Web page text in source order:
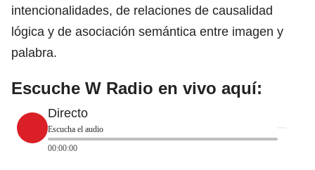
intencionalidades, de relaciones de causalidad
lógica y de asociación semántica entre imagen y
palabra.
Escuche W Radio en vivo aquí:
Directo
Escucha el audio
00:00:00